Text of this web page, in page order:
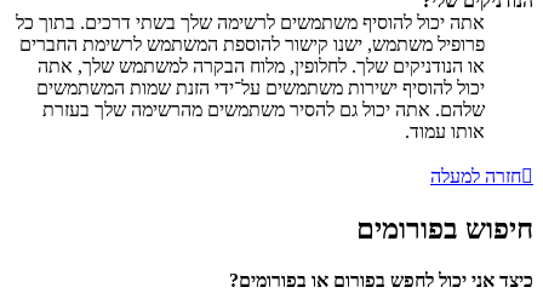
אתה יכול להוסיף משתמשים לרשימה שלך בשתי דרכים. בתוך כל
פרופיל משתמש, ישנו קישור להוספת המשתמש לרשימת החברים
או הנודניקים שלך. לחלופין, מלוח הבקרה למשתמש שלך, אתה
יכול להוסיף ישירות משתמשים על־ידי הזנת שמות המשתמשים
שלהם. אתה יכול גם להסיר משתמשים מהרשימה שלך בעזרת
אותו עמוד.
חזרה למעלה
חיפוש בפורומים
כיצד אני יכול לחפש בפורום או בפורומים?